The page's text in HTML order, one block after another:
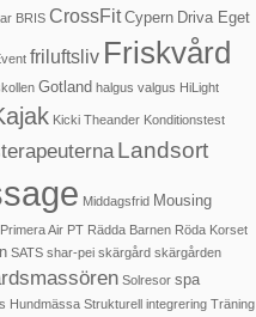
BRIS CrossFit Cypern Driva Eget
friluftsliv Friskvård
Gotland halgus valgus HiLight
Kicki Theander Konditionstest
Landsort
Middagsfrid Mousing
Primera Air PT Rädda Barnen Röda Korset
SATS shar-pei skärgård skärgården
Solresor spa
Hundmässa Strukturell integrering Träning